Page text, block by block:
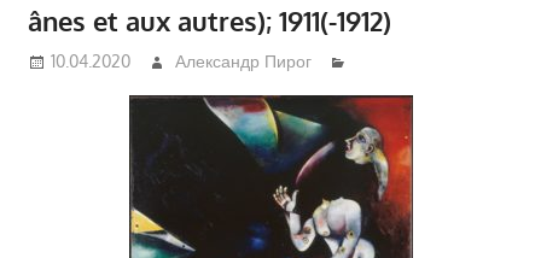
ânes et aux autres); 1911(-1912)
10.04.2020 Александр Пирог